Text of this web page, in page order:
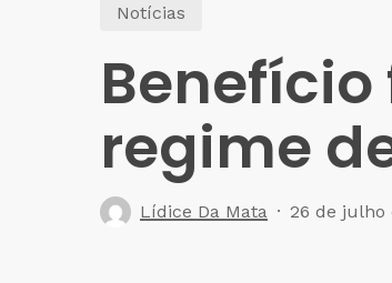
Notícias
regime
Lídice Da Mata 26 de julho